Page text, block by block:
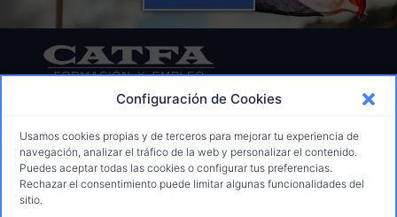
Configuración de Cookies
Usamos cookies propias y de terceros para mejorar tu experiencia de
navegación, analizar el tráfico de la web y personalizar el contenido.
Puedes aceptar todas las cookies o configurar tus preferencias.
Rechazar el consentimiento puede limitar algunas funcionalidades del
sitio.
Más de 25 dedicados a la
91 675 70 78
informacion@catfaformacion.com
629 28 92 56